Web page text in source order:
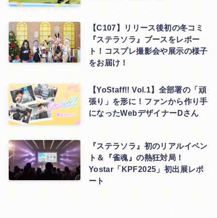
【C107】リリース後初の冬コミ
『ステラソラ』ブースをレポー
ト！コスプレ撮影会や展示の様子
をお届け！
【YoStaff!! Vol.1】全部署の「頑
張り」を形に！ファンから作り手
になったWebデザイナーDさん
『ステラソラ』初のリアルイベン
ト＆『雀魂』の熱狂対局！
Yostar「KPF2025」初出展レポ
ート